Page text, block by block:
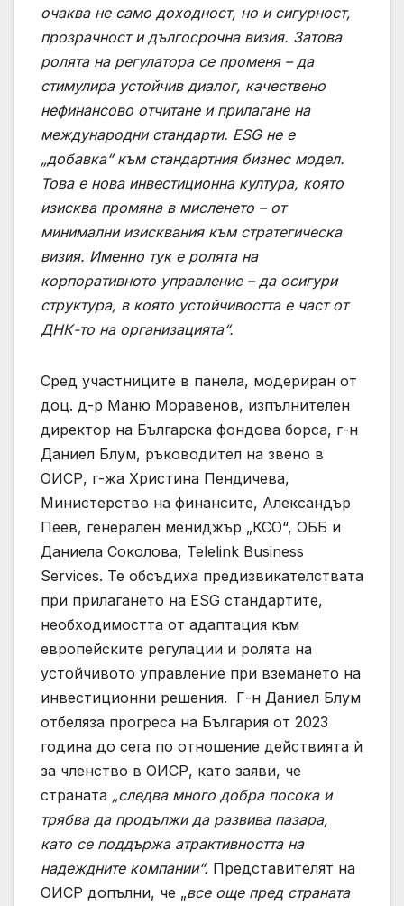
очаква не само доходност, но и сигурност,
прозрачност и дългосрочна визия. Затова
ролята на регулатора се променя – да
стимулира устойчив диалог, качествено
нефинансово отчитане и прилагане на
международни стандарти. ESGне е
„добавка“ към стандартния бизнес модел.
Това е нова инвестиционна култура, която
изисква промяна в мисленето – от
минимални изисквания към стратегическа
визия. Именно тук е ролята на
корпоративното управление – да осигури
структура, в която устойчивостта е част от
ДНК-то на организацията“.
Сред участниците в панела, модериран от
доц. д-р Маню Моравенов, изпълнителен
директор на Българска фондова борса, г-н
Даниел Блум, ръководител на звено в
ОИСР, г-жа Христина Пендичева,
Министерство на финансите, Александър
Пеев, генерален мениджър „КСО“, ОББ и
Даниела Соколова, Теlelink Business
Services. Те обсъдиха предизвикателствата
при прилагането на ESG стандартите,
необходимостта от адаптация към
европейските регулации и ролята на
устойчивото управление при вземането на
инвестиционни решения. Г-н Даниел Блум
отбеляза прогреса на България от 2023
година до сега по отношение действията ѝ
за членство в ОИСР, като заяви, че
страната „следва много добра посока и
трябва да продължи да развива пазара,
като се поддържа атрактивността на
надеждните компании“. Представителят на
ОИСР допълни, че „все още пред страната